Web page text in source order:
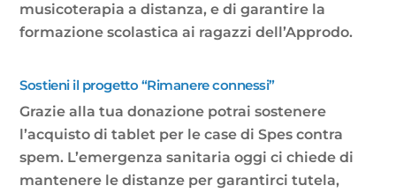
musicoterapia a distanza, e di garantire la
formazione scolastica ai ragazzi dell’Approdo.
Sostieni il progetto “Rimanere connessi”
Grazie alla tua donazione potrai sostenere
l’acquisto di tablet per le case di Spes contra
spem. L’emergenza sanitaria oggi ci chiede di
mantenere le distanze per garantirci tutela,